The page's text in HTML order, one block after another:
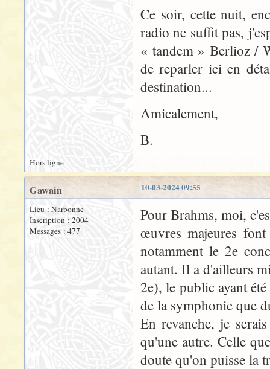
Ce soir, cette nuit,
radio ne suffit pas,
« tandem » Berlioz /
de reparler ici en
destination...
Amicalement,
B.
Hors ligne
10-03-2024 09:55
Gawain
Lieu : Narbonne
Inscription : 2004
Messages : 477
Pour Brahms, moi,
œuvres majeures
notamment le 2e
autant. Il a d'ailleurs
2e), le public ayant
de la symphonie que
En revanche, je
qu'une autre. Celle
doute qu'on puisse la